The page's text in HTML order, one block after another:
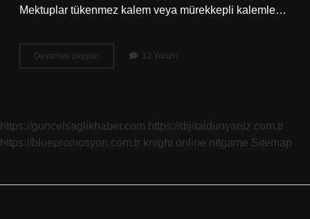
Mektuplar tükenmez kalem veya mürekkepli kalemle…
Devamını okuyun
Sınıf
12 Yorum
https://guncelsaglikhaber.com https://dijitaldunyaniz.com.tr
https://bluepromosyon.com.tr knight online nttgame Sitemap